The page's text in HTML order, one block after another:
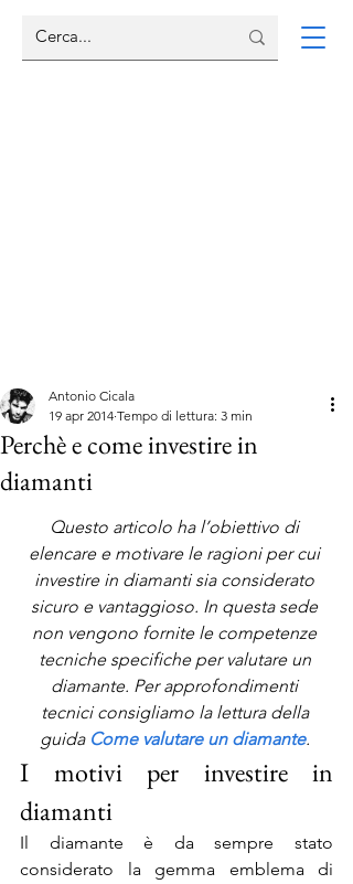
Perchè e come investire in
diamanti
Antonio Cicala
19 apr 2014 Tempo di lettura: 3 min
Questo articolo ha l’obiettivo di
elencare e motivare le ragioni per cui
investire in diamanti sia considerato
sicuro e vantaggioso. In questa sede
non vengono fornite le competenze
tecniche specifiche per valutare un
diamante. Per approfondimenti
tecnici consigliamo la lettura della
guida Come valutare un diamante.
I motivi per investire in
diamanti
Il diamante è da sempre stato
considerato la gemma emblema di